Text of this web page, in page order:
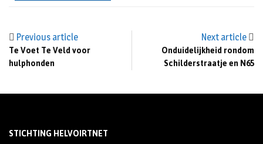
Previous article
Te Voet Te Veld voor
hulphonden
Next article
Onduidelijkheid rondom
Schilderstraatje en N65
STICHTING HELVOIRTNET